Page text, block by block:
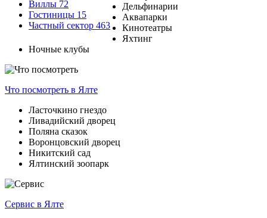
Виллы 72
Гостиницы 15
Частный сектор 463
Дельфинарии
Аквапарки
Кинотеатры
Яхтинг
Ночные клубы
Что посмотреть в Ялте
Ласточкино гнездо
Ливадийский дворец
Поляна сказок
Воронцовский дворец
Никитский сад
Ялтинский зоопарк
Сервис в Ялте